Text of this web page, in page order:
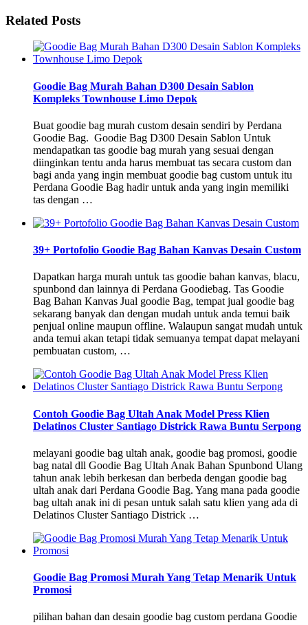
Related Posts
Goodie Bag Murah Bahan D300 Desain Sablon
Kompleks Townhouse Limo Depok
Buat goodie bag murah custom desain sendiri by Perdana
Goodie Bag. Goodie Bag D300 Desain Sablon Untuk
mendapatkan tas goodie bag murah yang sesuai dengan
diinginkan tentu anda harus membuat tas secara custom dan
bagi anda yang ingin membuat goodie bag custom untuk itu
Perdana Goodie Bag hadir untuk anda yang ingin memiliki
tas dengan …
39+ Portofolio Goodie Bag Bahan Kanvas Desain Custom
Dapatkan harga murah untuk tas goodie bahan kanvas, blacu,
spunbond dan lainnya di Perdana Goodiebag. Tas Goodie
Bag Bahan Kanvas Jual goodie Bag, tempat jual goodie bag
sekarang banyak dan dengan mudah untuk anda temui baik
penjual online maupun offline. Walaupun sangat mudah untuk
anda temui akan tetapi tidak semuanya tempat dapat melayani
pembuatan custom, …
Contoh Goodie Bag Ultah Anak Model Press Klien
Delatinos Cluster Santiago Districk Rawa Buntu Serpong
melayani goodie bag ultah anak, goodie bag promosi, goodie
bag natal dll Goodie Bag Ultah Anak Bahan Spunbond Ulang
tahun anak lebih berkesan dan berbeda dengan goodie bag
ultah anak dari Perdana Goodie Bag. Yang mana pada goodie
bag ultah anak ini di pesan untuk salah satu klien yang ada di
Delatinos Cluster Santiago Districk …
Goodie Bag Promosi Murah Yang Tetap Menarik Untuk
Promosi
pilihan bahan dan desain goodie bag custom perdana Goodie